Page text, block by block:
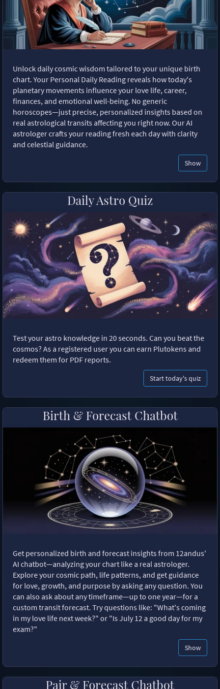
Unlock daily cosmic wisdom tailored to your unique birth
chart. Your Personal Daily Reading reveals how today's
planetary movements influence your love life, career,
finances, and emotional well-being. No generic
horoscopes—just precise, personalized insights based on
real astrological transits affecting you right now. Our AI
astrologer crafts your reading fresh each day with clarity
and celestial guidance.
Show
Daily Astro Quiz
Test your astro knowledge in 20 seconds. Can you beat the
cosmos? As a registered user you can earn Plutokens and
redeem them for PDF reports.
Start today's quiz
Birth & Forecast Chatbot
Get personalized birth and forecast insights from 12andus'
AI chatbot—analyzing your chart like a real astrologer.
Explore your cosmic path, life patterns, and get guidance
for love, growth, and purpose by asking any question. You
can also ask about any timeframe—up to one year—for a
custom transit forecast. Try questions like: "What's coming
in my love life next week?" or "Is July 12 a good day for my
exam?"
Show
Pair & Forecast Chatbot